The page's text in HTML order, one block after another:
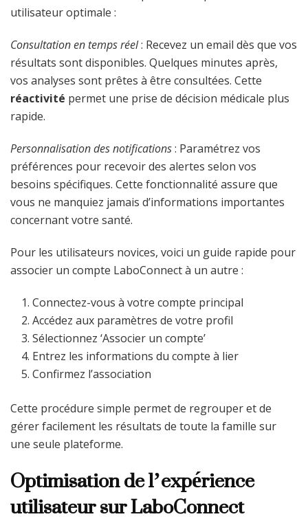
utilisateur optimale :
Consultation en temps réel: Recevez un email dès que vos
résultats sont disponibles. Quelques minutes après,
vos analyses sont prêtes à être consultées. Cette
réactivité permet une prise de décision médicale plus
rapide.
Personnalisation des notifications: Paramétrez vos
préférences pour recevoir des alertes selon vos
besoins spécifiques. Cette fonctionnalité assure que
vous ne manquiez jamais d’informations importantes
concernant votre santé.
Pour les utilisateurs novices, voici un guide rapide pour
associer un compte LaboConnect à un autre :
Connectez-vous à votre compte principal
Accédez aux paramètres de votre profil
Sélectionnez ‘Associer un compte’
Entrez les informations du compte à lier
Confirmez l’association
Cette procédure simple permet de regrouper et de
gérer facilement les résultats de toute la famille sur
une seule plateforme.
Optimisation de l’expérience
utilisateur sur LaboConnect